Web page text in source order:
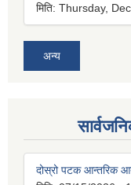
मिति: Thursday,
अन्य